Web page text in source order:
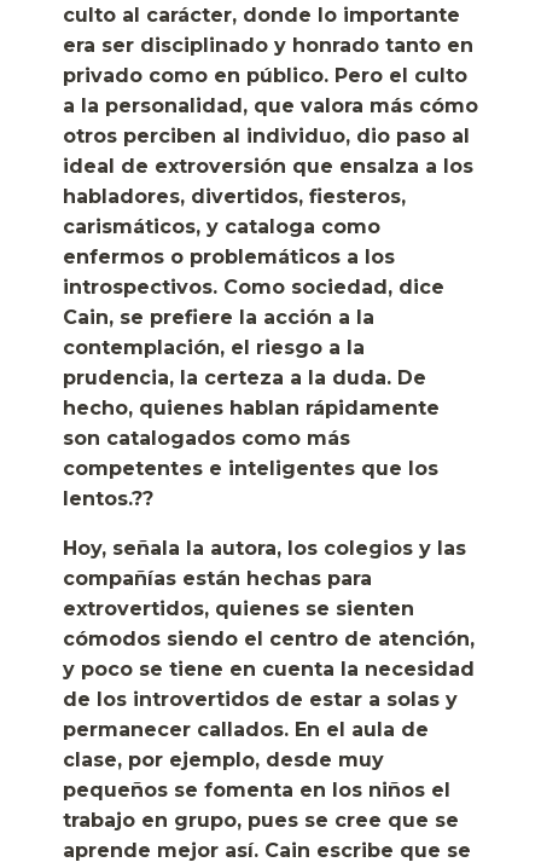
culto al carácter, donde lo importante
era ser disciplinado y honrado tanto en
privado como en público. Pero el culto
a la personalidad, que valora más cómo
otros perciben al individuo, dio paso al
ideal de extroversión que ensalza a los
habladores, divertidos, fiesteros,
carismáticos, y cataloga como
enfermos o problemáticos a los
introspectivos. Como sociedad, dice
Cain, se prefiere la acción a la
contemplación, el riesgo a la
prudencia, la certeza a la duda. De
hecho, quienes hablan rápidamente
son catalogados como más
competentes e inteligentes que los
lentos.??
Hoy, señala la autora, los colegios y las
compañías están hechas para
extrovertidos, quienes se sienten
cómodos siendo el centro de atención,
y poco se tiene en cuenta la necesidad
de los introvertidos de estar a solas y
permanecer callados. En el aula de
clase, por ejemplo, desde muy
pequeños se fomenta en los niños el
trabajo en grupo, pues se cree que se
aprende mejor así. Cain escribe que se